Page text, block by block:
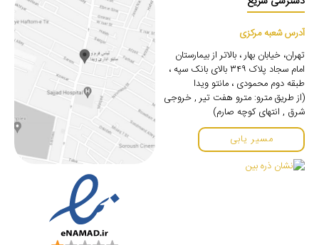
آدرس شعبه مرکزی
تهران، خیابان بهار ، بالاتر از بیمارستان
امام سجاد پلاک ۳۴۹ بالای بانک سپه ،
طبقه دوم محمودی ، مانتو ویدا
(از طریق مترو: مترو هفت تیر , خروجی
شرق , انتهای کوچه صارم)
مسیر یابی